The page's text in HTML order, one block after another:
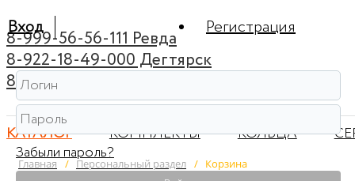
8-999-56-56-111 Ревда
8-922-18-49-000 Дегтярск
8-922-44-95-222 Советский
КАТАЛОГ КОМПЛЕКТЫ КОЛЬЦА
Главная / Персональный раздел / Корзина
Вход Регистрация
Забыли пароль?